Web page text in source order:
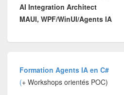
AI Integration Architect
MAUI, WPF/WinUI/Agents IA
Formation Agents IA en C#
(+ Workshops orientés POC)